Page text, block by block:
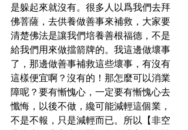
是躲起來就沒有。很多人以爲我們去拜
佛菩薩，去供養做善事來補救，大家要
清楚佛法是讓我們培養善根福德，不是
給我們用來做擋箭牌的。我這邊做壞事
了，那邊做善事補救這些壞事，有沒有
這樣便宜啊？沒有的！那怎麼可以消業
障呢？要有慚愧心，一定要有慚愧心去
懺悔，以後不做，纔可能減輕這個業，
不是不報，只是減輕而已。所以【非空